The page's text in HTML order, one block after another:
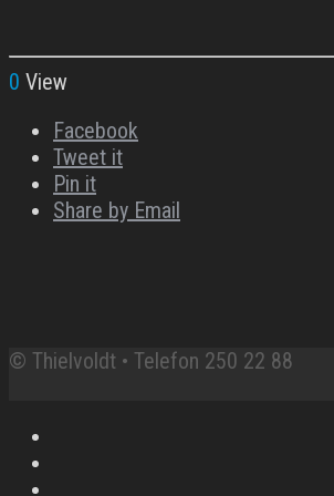
0 View
Facebook
Tweet it
Pin it
Share by Email
© Thielvoldt • Telefon 250 22 88